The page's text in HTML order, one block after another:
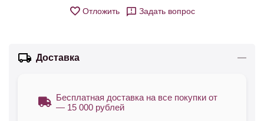
Отложить Задать вопрос
Доставка
Бесплатная доставка на все покупки от
— 15 000 рублей